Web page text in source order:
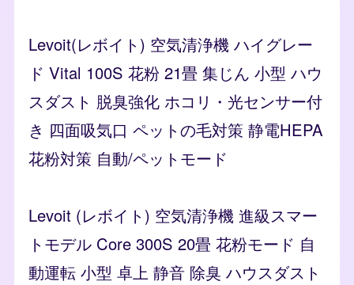
Levoit(レボイト) 空気清浄機 ハイグレー
ド Vital 100S 花粉 21畳 集じん 小型 ハウ
スダスト 脱臭強化 ホコリ・光センサー付
き 四面吸気口 ペットの毛対策 静電HEPA
花粉対策 自動/ペットモード
Levoit (レボイト) 空気清浄機 進級スマー
トモデル Core 300S 20畳 花粉モード 自
動運転 小型 卓上 静音 除臭 ハウスダスト